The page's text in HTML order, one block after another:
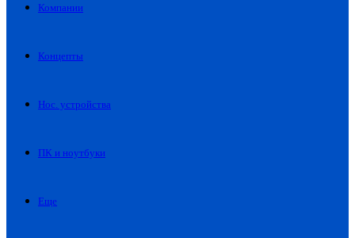
Компании
Концепты
Нос. устройства
ПК и ноутбуки
Еще